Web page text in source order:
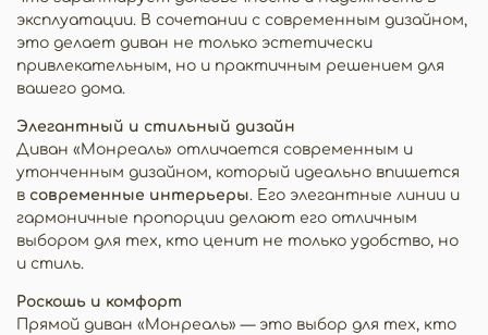
эксплуатации. В сочетании с современным дизайном,
это делает диван не только эстетически
привлекательным, но и практичным решением для
вашего дома.
Элегантный и стильный дизайн
Диван «Монреаль» отличается современным и
утонченным дизайном, который идеально впишется
в современные интерьеры. Его элегантные линии и
гармоничные пропорции делают его отличным
выбором для тех, кто ценит не только удобство, но
и стиль.
Роскошь и комфорт
Прямой диван «Монреаль» — это выбор для тех, кто